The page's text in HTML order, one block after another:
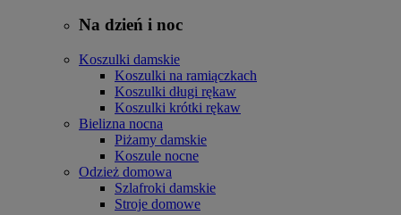
Na dzień i noc
Koszulki damskie
Koszulki na ramiączkach
Koszulki długi rękaw
Koszulki krótki rękaw
Bielizna nocna
Piżamy damskie
Koszule nocne
Odzież domowa
Szlafroki damskie
Stroje domowe